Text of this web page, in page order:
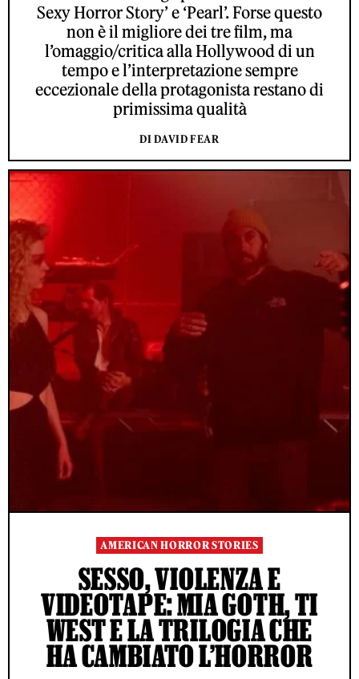
Sexy Horror Story’ e ‘Pearl’. Forse questo
non è il migliore dei tre film, ma
l’omaggio/critica alla Hollywood di un
tempo e l’interpretazione sempre
eccezionale della protagonista restano di
primissima qualità
DI DAVID FEAR
AMERICAN HORROR STORIES
SESSO, VIOLENZA E
VIDEOTAPE: MIA GOTH, TI
WEST E LA TRILOGIA CHE
HA CAMBIATO L’HORROR